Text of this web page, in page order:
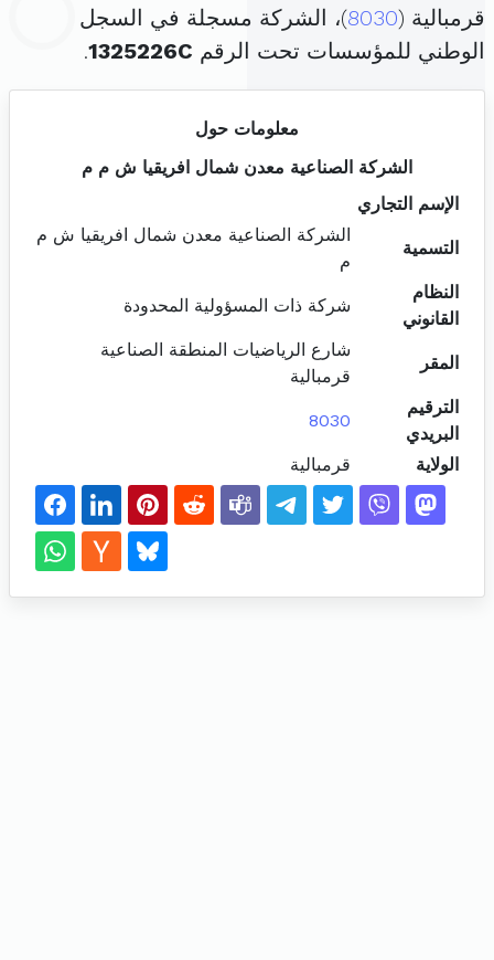
قرمبالية (8030)، الشركة مسجلة في السجل
الوطني للمؤسسات تحت الرقم 1325226C
.
معلومات حول
الشركة الصناعية معدن شمال افريقيا ش م م
الإسم التجاري
التسمية
الشركة الصناعية معدن شمال افريقيا ش م
م
النظام
القانوني
شركة ذات المسؤولية المحدودة
المقر
شارع الرياضيات المنطقة الصناعية
قرمبالية
الترقيم
البريدي
8030
الولاية قرمبالية